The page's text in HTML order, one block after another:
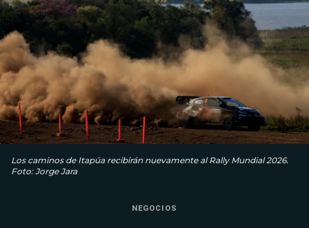
Los caminos de Itapúa recibirán nuevamente al Rally Mundial 2026.
Foto: Jorge Jara
NEGOCIOS